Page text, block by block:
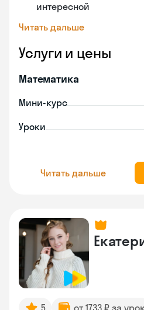
интересной
Читать дальше
Услуги и цены
Математика
Мини-курс
Уроки
Читать дальше
5 от 1733 ₽ за